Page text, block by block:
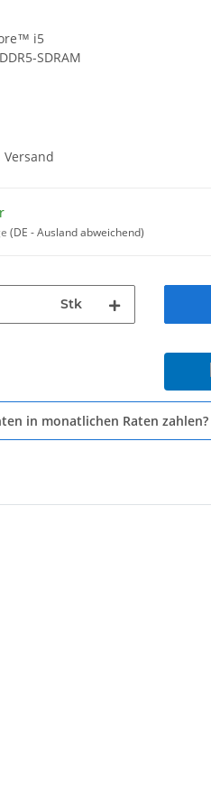
i5
SDRAM
Versand
(DE - Ausland abweichend)
Stk
in monatlichen Raten zahlen?